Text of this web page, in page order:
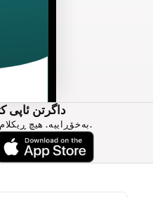
داگرتن ئاپی
100% بەخۆڕاییە. هیچ ڕیکلام و کڕینێک هەرگیز.